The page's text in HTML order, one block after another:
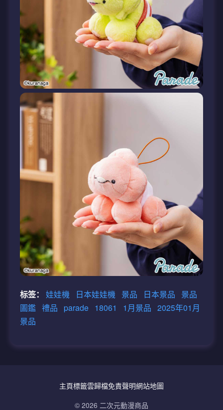
标签： 娃娃機 日本娃娃機 景品 日本景品
景品
圖鑑 禮品 parade 18061 1月景品 2025年01月
景品
主頁標籤雲歸檔免責聲明網站地圖
© 2026 二次元動漫商品